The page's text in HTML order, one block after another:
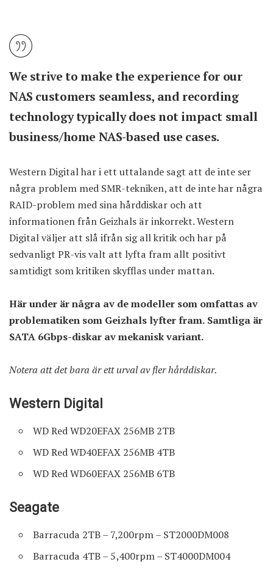
We strive to make the experience for our
NAS customers seamless, and recording
technology typically does not impact small
business/home NAS-based use cases.
Western Digital har i ett uttalande sagt att de inte ser
några problem med SMR-tekniken, att de inte har några
RAID-problem med sina hårddiskar och att
informationen från Geizhals är inkorrekt. Western
Digital väljer att slå ifrån sig all kritik och har på
sedvanligt PR-vis valt att lyfta fram allt positivt
samtidigt som kritiken skyfflas under mattan.
Här under är några av de modeller som omfattas av
problematiken som Geizhals lyfter fram. Samtliga är
SATA 6Gbps-diskar av mekanisk variant.
Notera att det bara är ett urval av fler hårddiskar.
Western Digital
WD Red WD20EFAX 256MB 2TB
WD Red WD40EFAX 256MB 4TB
WD Red WD60EFAX 256MB 6TB
Seagate
Barracuda 2TB – 7,200rpm – ST2000DM008
Barracuda 4TB – 5,400rpm – ST4000DM004